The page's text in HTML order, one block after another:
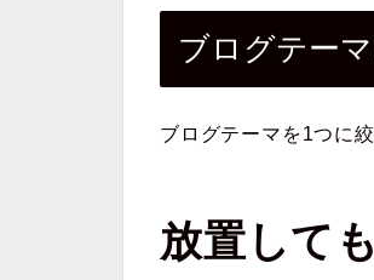
ブログテー
ブログテーマを1つに
放置して